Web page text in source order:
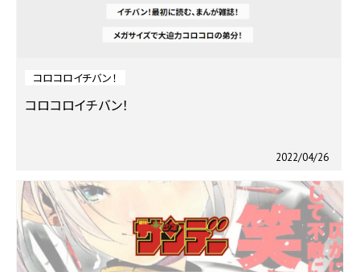
コロコロイチバン！
コロコロイチバン！
2022/04/26